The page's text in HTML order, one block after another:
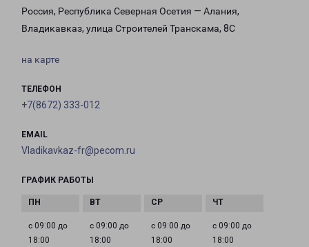
Россия, Республика Северная Осетия — Алания,
Владикавказ, улица Строителей Транскама, 8С
на карте
ТЕЛЕФОН
+7(8672) 333-012
EMAIL
Vladikavkaz-fr@pecom.ru
ГРАФИК РАБОТЫ
с 09:00 до
18:00
с 09:00 до
18:00
с 09:00 до
18:00
с 09:00 до
18:00